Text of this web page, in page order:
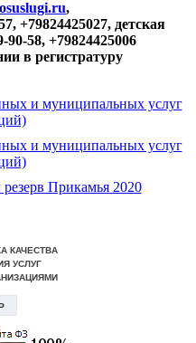
,
+79824425027, детская
90-58, +79824425006
в регистратуру